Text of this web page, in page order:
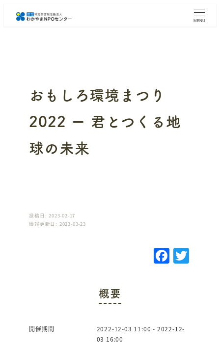
MENU
おもしろ環境まつり
2022 ー 君とつくる地
球の未来
投稿日: 2023-02-17
情報更新日: 2023-03-23
F
a
o
T
概要
開催期間
2022-12-03 11:00 - 2022-12-
03 16:00